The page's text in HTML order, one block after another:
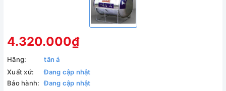
4.320.000₫
Hãng:
tân á
Xuất xứ:
Đang cập nhật
Bảo hành:
Đang cập nhật